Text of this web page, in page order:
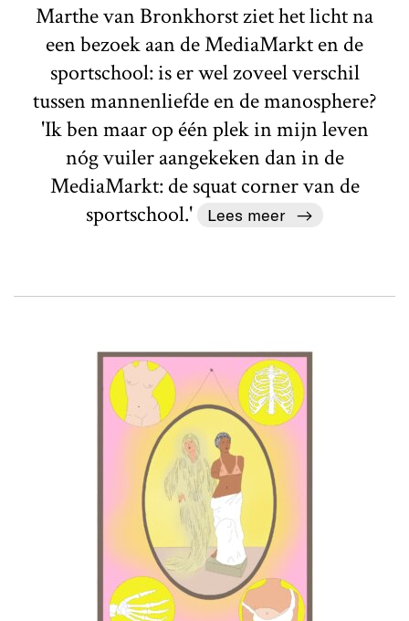
Marthe van Bronkhorst ziet het licht na
een bezoek aan de MediaMarkt en de
sportschool: is er wel zoveel verschil
tussen mannenliefde en de manosphere?
'Ik ben maar op één plek in mijn leven
nóg vuiler aangekeken dan in de
MediaMarkt: de squat corner van de
sportschool.'
Lees meer